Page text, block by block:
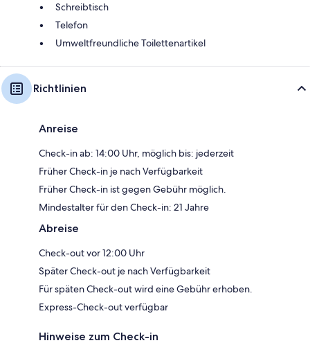
Schreibtisch
Telefon
Umweltfreundliche Toilettenartikel
Richtlinien
Anreise
Check-in ab: 14:00 Uhr, möglich bis: jederzeit
Früher Check-in je nach Verfügbarkeit
Früher Check-in ist gegen Gebühr möglich.
Mindestalter für den Check-in: 21 Jahre
Abreise
Check-out vor 12:00 Uhr
Später Check-out je nach Verfügbarkeit
Für späten Check-out wird eine Gebühr erhoben.
Express-Check-out verfügbar
Hinweise zum Check-in